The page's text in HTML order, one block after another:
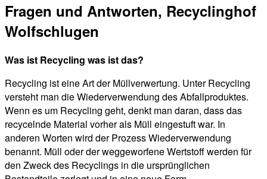
Fragen und Antworten, Recyclinghof
Wolfschlugen
Was ist Recycling was ist das?
Recycling ist eine Art der Müllverwertung. Unter Recycling
versteht man die Wiederverwendung des Abfallproduktes.
Wenn es um Recycling geht, denkt man daran, dass das
recycelnde Material vorher als Müll eingestuft war. In
anderen Worten wird der Prozess Wiederverwendung
benannt. Müll oder der weggeworfene Wertstoff werden für
den Zweck des Recyclings in die ursprünglichen